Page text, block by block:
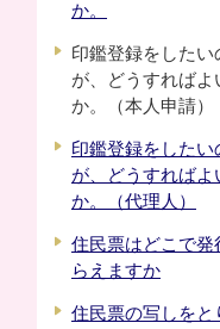
か。
印鑑登録をしたい
が、どうすればよ
か。（本人申請）
印鑑登録をしたい
が、どうすればよ
か。（代理人）
住民票はどこで発
らえますか
住民票の写しをと